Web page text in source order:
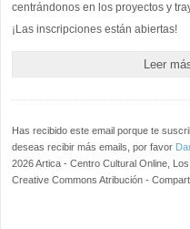
centrándonos en los proyectos y
¡Las inscripciones están abiertas!
Leer
Has recibido este email porque te
deseas recibir más emails, por favor
2026 Artica - Centro Cultural Online,
Creative Commons Atribución -